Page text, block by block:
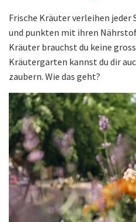
Frische Kräuter verleihen jeder
und punkten mit ihren
Kräuter brauchst du keine
Kräutergarten kannst du dir
zaubern. Wie das geht?